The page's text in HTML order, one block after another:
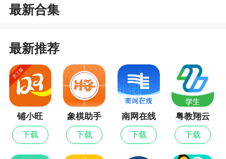
最新合集
最新推荐
铺小旺
下载
象棋助手
下载
南网在线
下载
粤教翔云
数字教材
应用平台
下载